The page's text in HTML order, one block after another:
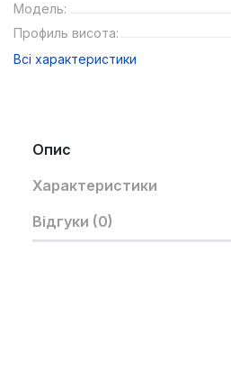
Модель:
Профиль висота:
Всі характеристики
Опис
Характеристики
Відгуки (0)